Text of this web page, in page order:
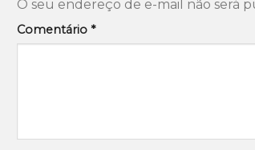
O seu endereço de e-mail não será
Comentário *